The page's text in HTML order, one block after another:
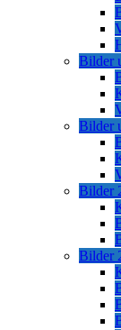
Bilder
Bilder
Bilder
Bilder